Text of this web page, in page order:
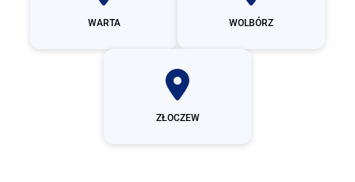
WARTA WOLBÓRZ
ZŁOCZEW